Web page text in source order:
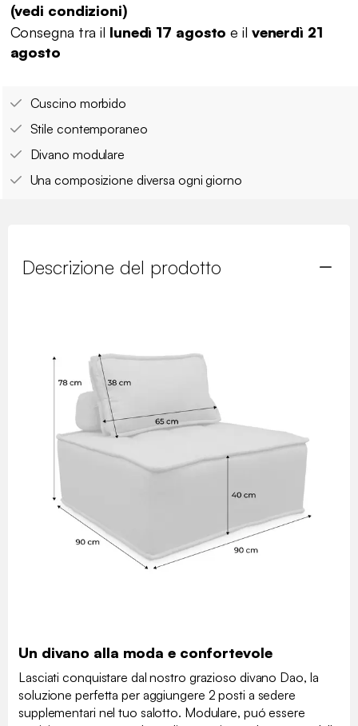
(vedi condizioni)
Consegna tra il lunedì 17 agosto e il venerdì 21
agosto
Cuscino morbido
Stile contemporaneo
Divano modulare
Una composizione diversa ogni giorno
Descrizione del prodotto
Un divano alla moda e confortevole
Lasciati conquistare dal nostro grazioso divano Dao, la
soluzione perfetta per aggiungere 2 posti a sedere
supplementari nel tuo salotto. Modulare, puó essere